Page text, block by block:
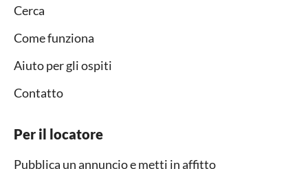
Cerca
Come funziona
Aiuto per gli ospiti
Contatto
Per il locatore
Pubblica un annuncio e metti in affitto